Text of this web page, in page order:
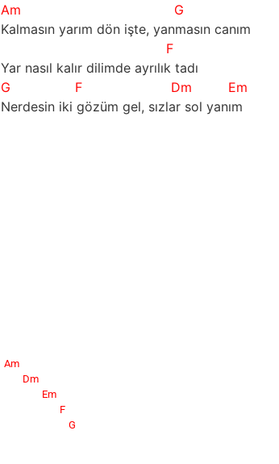
Am
G
Kalmasın yarım dön işte, yanmasın canım
F
Yar nasıl kalır dilimde ayrılık tadı
G
F Dm
Em
Nerdesin iki gözüm gel, sızlar sol yanım
Am
Dm
Em
F
G